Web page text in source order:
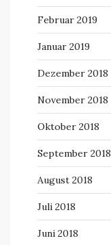
Februar 2019
Januar 2019
Dezember 2018
November 2018
Oktober 2018
September 2018
August 2018
Juli 2018
Juni 2018